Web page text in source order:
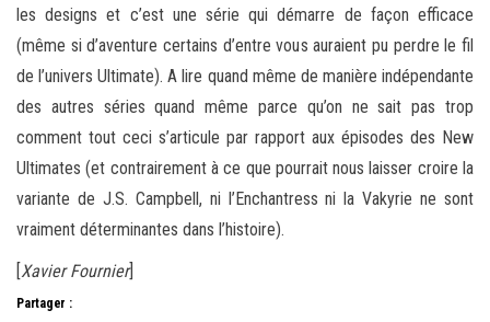
les designs et c’est une série qui démarre de façon efficace
(même si d’aventure certains d’entre vous auraient pu perdre le fil
de l’univers Ultimate). A lire quand même de manière indépendante
des autres séries quand même parce qu’on ne sait pas trop
comment tout ceci s’articule par rapport aux épisodes des New
Ultimates (et contrairement à ce que pourrait nous laisser croire la
variante de J.S. Campbell, ni l’Enchantress ni la Vakyrie ne sont
vraiment déterminantes dans l’histoire).
[Xavier Fournier]
Partager :